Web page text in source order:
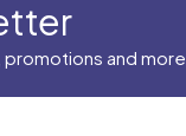
and more.